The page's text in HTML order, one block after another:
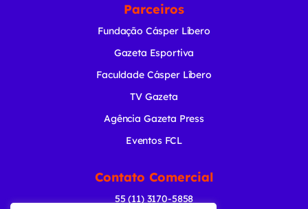
Parceiros
Fundação Cásper Líbero
Gazeta Esportiva
Faculdade Cásper Líbero
TV Gazeta
Agência Gazeta Press
Eventos FCL
Contato Comercial
55 (11) 3170-5858